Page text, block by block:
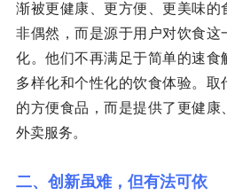
渐被更健康、更方便、更美味的
非偶然，而是源于用户对饮食这
化。他们不再满足于简单的速食
多样化和个性化的饮食体验。取
的方便食品，而是提供了更健康
外卖服务。
二、创新虽难，但有法可依